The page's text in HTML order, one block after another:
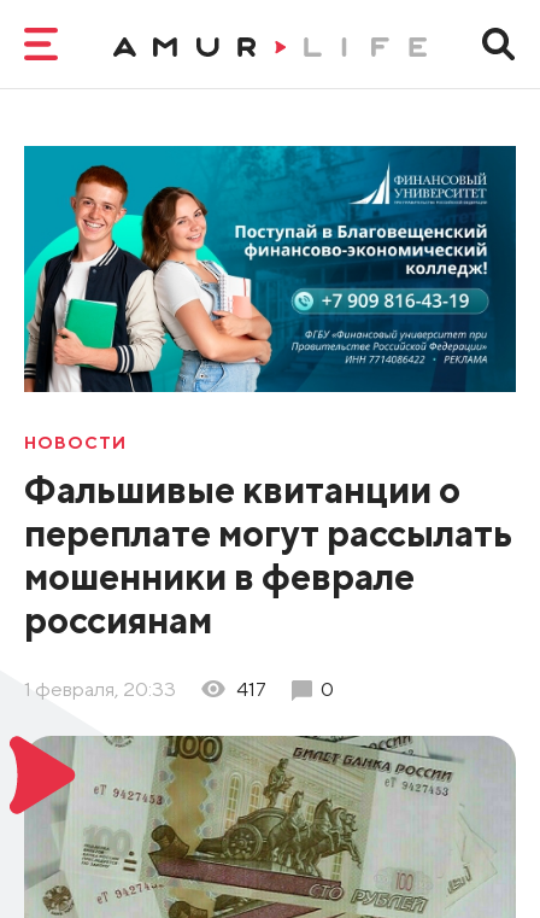
НОВОСТИ
Фальшивые квитанции о
переплате могут рассылать
мошенники в феврале
россиянам
1 февраля, 20:33 417 0